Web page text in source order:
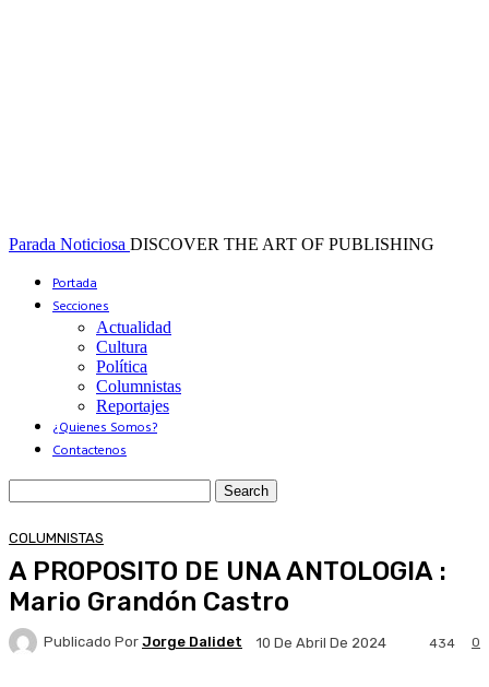
Parada Noticiosa DISCOVER THE ART OF PUBLISHING
Portada
Secciones
Actualidad
Cultura
Política
Columnistas
Reportajes
¿Quienes Somos?
Contactenos
COLUMNISTAS
A PROPOSITO DE UNA ANTOLOGIA :
Mario Grandón Castro
Publicado Por Jorge Dalidet 10 De Abril De 2024 0
434